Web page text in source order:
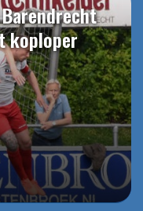
koploper